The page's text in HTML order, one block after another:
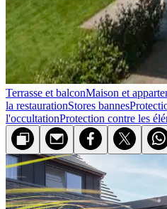
Terrasse et balconMaison et
la restaurationStores bannes
l'occultationProtection contre les